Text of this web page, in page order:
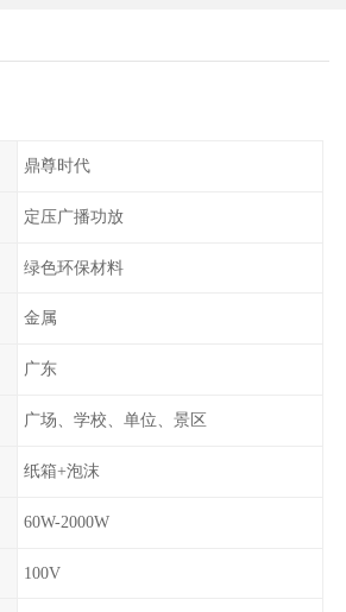
鼎尊时代
定压广播功放
绿色环保材料
金属
广东
广场、学校、单位、景区
纸箱+泡沫
60W-2000W
100V